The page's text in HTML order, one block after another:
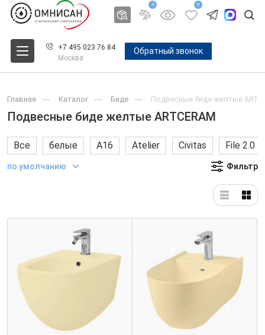
0 0
+7 495 023 76 84
Москва
Обратный звонок
Главная Каталог Биде Подвесные биде желтые
Подвесные биде желтые ARTCERAM
Все белые A16 Atelier Civitas File 2.0
по умолчанию Фильтр